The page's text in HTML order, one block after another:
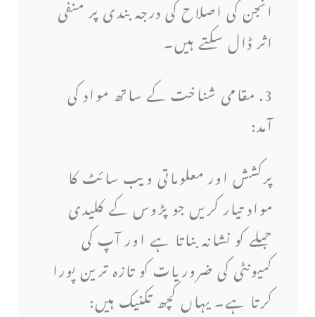
انجن کی اصلاح کی درجہ بندی پر منفی
اثر ڈال سکتے ہیں۔
3. مقامی شناخت کے ساتھ مواد کی
آمد:
پرکشش اور معلوماتی ویب سائٹ کا
مواد تیار کریں جو پڑوس کے کلیدی
جملے کو نشانہ بناتا ہے اور آپ کی
کمیونٹی کی ضروریات کو تازہ ترین پورا
کرتا ہے۔ یہاں کچھ تکنیک ہیں: